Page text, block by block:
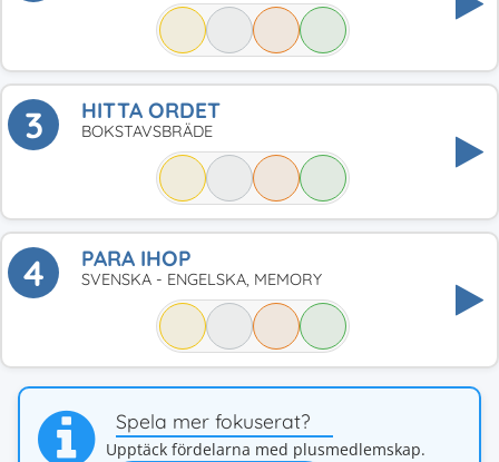
3 HITTA ORDET
BOKSTAVSBRÄDE
4 PARA IHOP
SVENSKA - ENGELSKA, MEMORY
Spela mer fokuserat?
Upptäck fördelarna med plusmedlemskap.